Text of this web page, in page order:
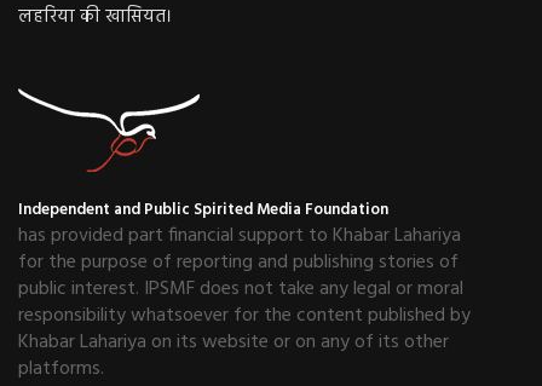
लहरिया की खासियत।
Independent and Public Spirited Media Foundation
has provided part financial support to Khabar Lahariya
for the purpose of reporting and publishing stories of
public interest. IPSMF does not take any legal or moral
responsibility whatsoever for the content published by
Khabar Lahariya on its website or on any of its other
platforms.